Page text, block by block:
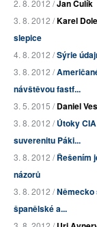
2. 8. 2012 /Jan Čulík
3. 8. 2012 /Karel
slepice
4. 8. 2012 /Sýrie
3. 8. 2012 /
návštěvou fastf...
3. 5. 2015 /Daniel
3. 8. 2012 /Útoky
suverenitu Páki...
3. 8. 2012 /Řešením
názorů
3. 8. 2012 /Německo
španělské a...